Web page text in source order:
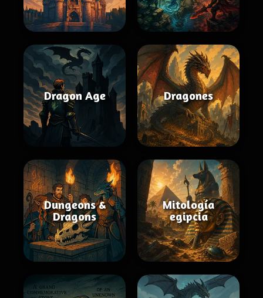
Dragon Age Dragones
Dungeons &
Dragons
Mitología
egipcia